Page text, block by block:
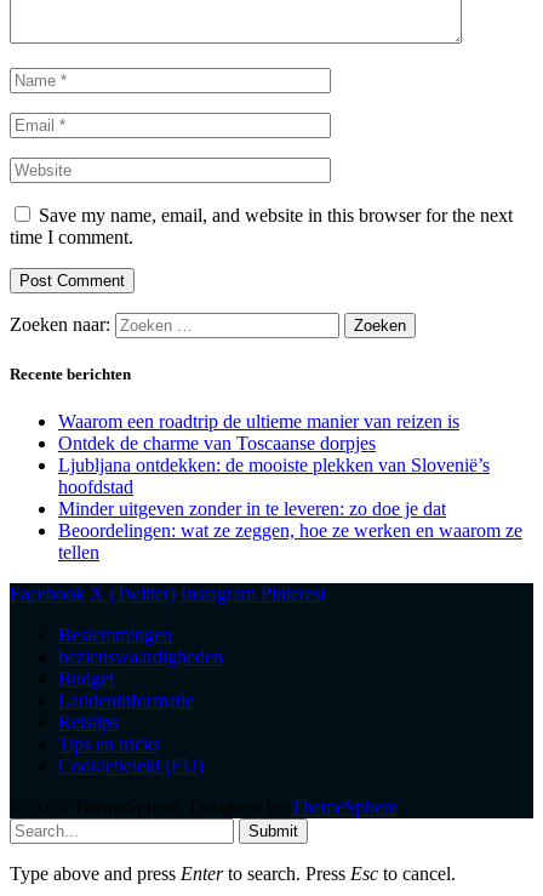
Save my name, email, and website in this browser for the next
time I comment.
Zoeken naar:
Recente berichten
Waarom een roadtrip de ultieme manier van reizen is
Ontdek de charme van Toscaanse dorpjes
Ljubljana ontdekken: de mooiste plekken van Slovenië’s
hoofdstad
Minder uitgeven zonder in te leveren: zo doe je dat
Beoordelingen: wat ze zeggen, hoe ze werken en waarom ze
tellen
Facebook X (Twitter) Instagram Pinterest
Bestemmingen
bezienswaardigheden
Budget
Landeninformatie
Reistips
Tips en tricks
Cookiebeleid (EU)
ThemeSphere
Submit
Type above and press Enterto search. Press Esc to cancel.